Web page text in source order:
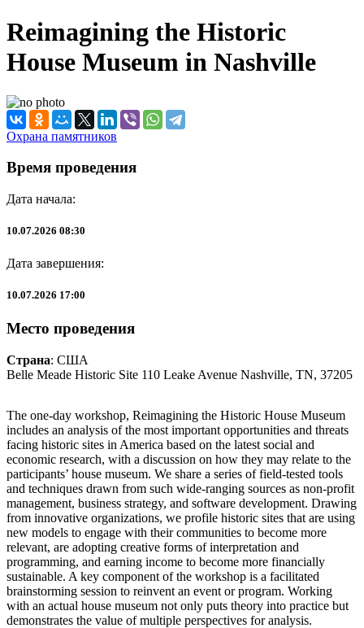
Reimagining the Historic
House Museum in Nashville
Охрана памятников
Время проведения
Дата начала:
10.07.2026 08:30
Дата завершения:
10.07.2026 17:00
Место проведения
Страна: США
Belle Meade Historic Site 110 Leake Avenue Nashville, TN, 37205
The one-day workshop, Reimagining the Historic House Museum
includes an analysis of the most important opportunities and threats
facing historic sites in America based on the latest social and
economic research, with a discussion on how they may relate to the
participants’ house museum. We share a series of field-tested tools
and techniques drawn from such wide-ranging sources as non-profit
management, business strategy, and software development. Drawing
from innovative organizations, we profile historic sites that are using
new models to engage with their communities to become more
relevant, are adopting creative forms of interpretation and
programming, and earning income to become more financially
sustainable. A key component of the workshop is a facilitated
brainstorming session to reinvent an event or program. Working
with an actual house museum not only puts theory into practice but
demonstrates the value of multiple perspectives for analysis.